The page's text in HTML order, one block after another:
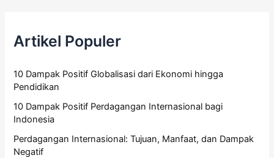
Artikel Populer
10 Dampak Positif Globalisasi dari Ekonomi hingga
Pendidikan
10 Dampak Positif Perdagangan Internasional bagi
Indonesia
Perdagangan Internasional: Tujuan, Manfaat, dan Dampak
Negatif